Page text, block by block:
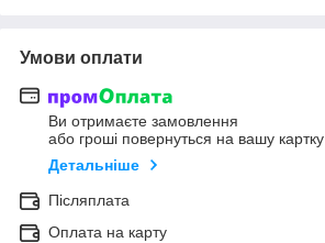
Умови оплати
Ви отримаєте замовлення
або гроші повернуться на вашу картку
Детальніше
Післяплата
Оплата на карту